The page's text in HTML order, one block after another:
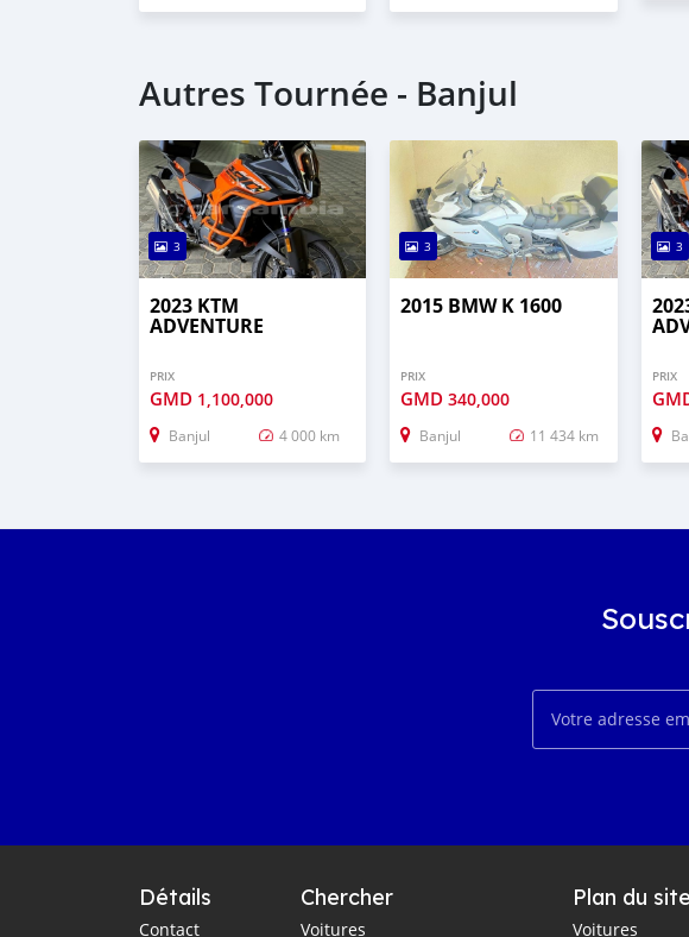
Autres Tournée - Banjul
3
2023 KTM
ADVENTURE
PRIX
GMD 1,100,000
Banjul 4 000 km
3
2015 BMW K 1600
PRIX
GMD340,000
Banjul 11 434 km
3
PRIX
Détails
Contact
Chercher
Voitures
Plan du site
Voitures